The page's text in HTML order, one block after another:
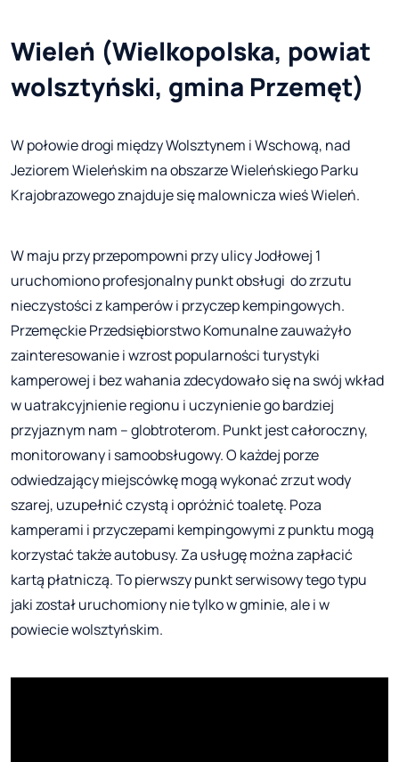
Wieleń (Wielkopolska, powiat
wolsztyński, gmina Przemęt)
W połowie drogi między Wolsztynem i Wschową, nad
Jeziorem Wieleńskim na obszarze Wieleńskiego Parku
Krajobrazowego znajduje się malownicza wieś Wieleń.
W maju przy przepompowni przy ulicy Jodłowej 1
uruchomiono profesjonalny punkt obsługi do zrzutu
nieczystości z kamperów i przyczep kempingowych.
Przemęckie Przedsiębiorstwo Komunalne zauważyło
zainteresowanie i wzrost popularności turystyki
kamperowej i bez wahania zdecydowało się na swój wkład
w uatrakcyjnienie regionu i uczynienie go bardziej
przyjaznym nam – globtroterom. Punkt jest całoroczny,
monitorowany i samoobsługowy. O każdej porze
odwiedzający miejscówkę mogą wykonać zrzut wody
szarej, uzupełnić czystą i opróżnić toaletę. Poza
kamperami i przyczepami kempingowymi z punktu mogą
korzystać także autobusy. Za usługę można zapłacić
kartą płatniczą. To pierwszy punkt serwisowy tego typu
jaki został uruchomiony nie tylko w gminie, ale i w
powiecie wolsztyńskim.